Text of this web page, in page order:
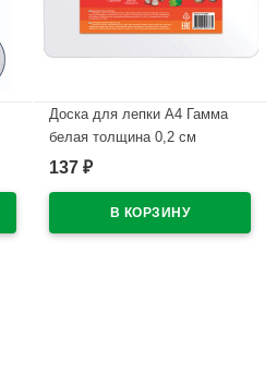
Доска для лепки А4 Гамма
белая толщина 0,2 см
арт.10122028
137 ₽